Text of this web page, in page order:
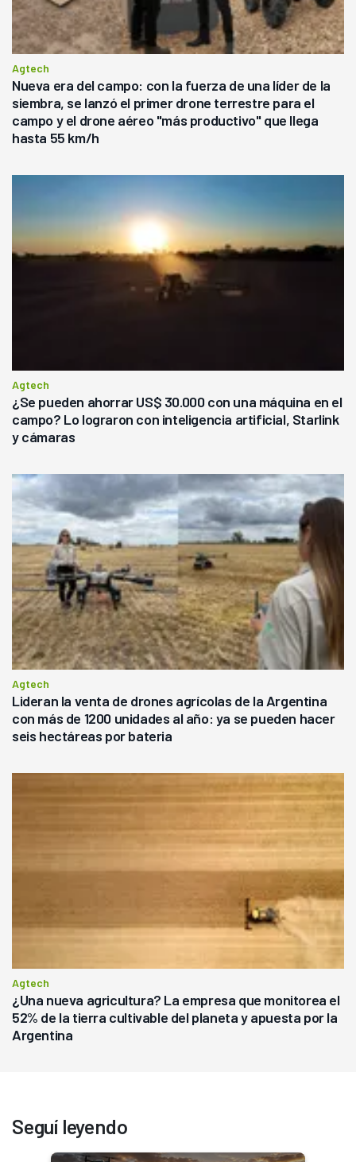
Agtech
Nueva era del campo: con la fuerza de una líder de la
siembra, se lanzó el primer drone terrestre para el
campo y el drone aéreo "más productivo" que llega
hasta 55 km/h
Agtech
¿Se pueden ahorrar US$ 30.000 con una máquina en el
campo? Lo lograron con inteligencia artificial, Starlink
y cámaras
Agtech
Lideran la venta de drones agrícolas de la Argentina
con más de 1200 unidades al año: ya se pueden hacer
seis hectáreas por bateria
Agtech
¿Una nueva agricultura? La empresa que monitorea el
52% de la tierra cultivable del planeta y apuesta por la
Argentina
Seguí leyendo